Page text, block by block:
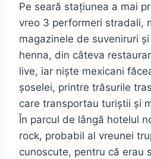
Pe seară stațiunea a mai
vreo 3 performeri stradali,
magazinele de suveniruri
henna, din câteva
live, iar niște mexicani
șoselei, printre trăsurile
care transportau turiștii și
În parcul de lângă hotelul
rock, probabil al vreunei
cunoscute, pentru că erau